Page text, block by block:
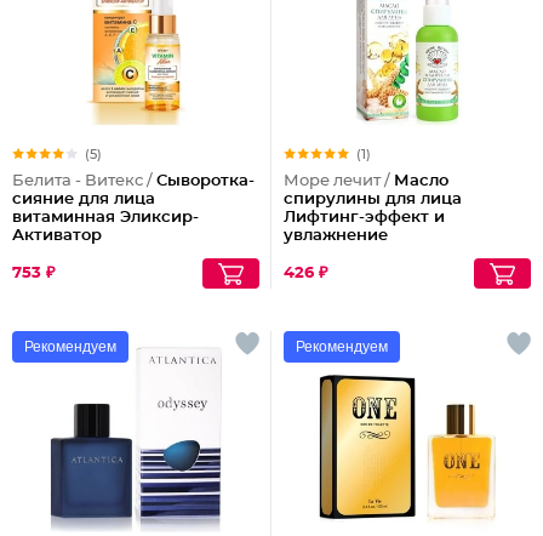
(5)
Белита - Витекс / Сыворотка-
сияние для лица
витаминная Эликсир-
Активатор
753 ₽
(1)
Море лечит / Масло
спирулины для лица
Лифтинг-эффект и
увлажнение
426 ₽
Рекомендуем Рекомендуем